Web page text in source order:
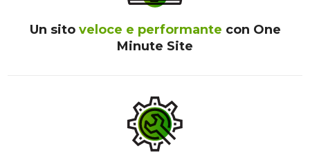
Un sito veloce e performante con One
Minute Site